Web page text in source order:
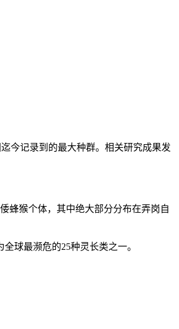
今记录到的最大种群。相关研究成果发
蜂猴个体，其中绝大部分分布在弄岗自
球最濒危的25种灵长类之一。